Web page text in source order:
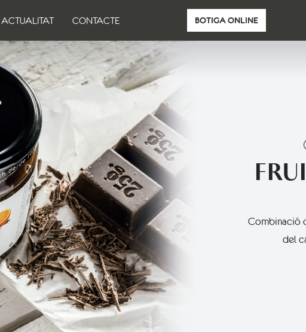
ACTUALITAT CONTACTE BOTIGA ONLINE
Combinació
del